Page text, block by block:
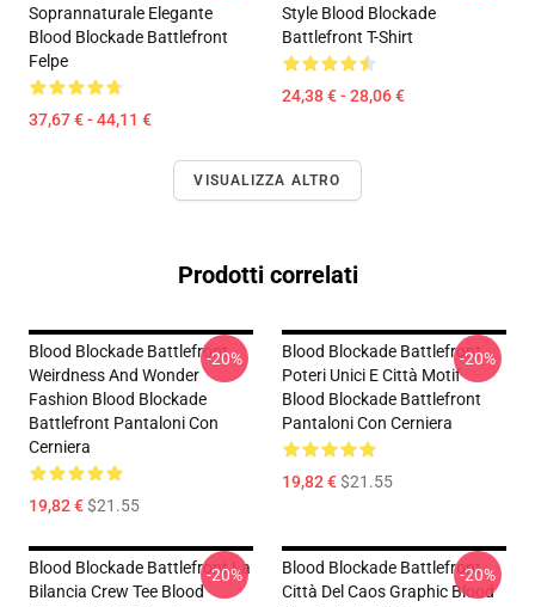
Soprannaturale Elegante
Blood Blockade Battlefront
Felpe
37,67 € - 44,11 €
Style Blood Blockade
Battlefront T-Shirt
24,38 € - 28,06 €
VISUALIZZA ALTRO
Prodotti correlati
Blood Blockade Battlefront
Weirdness And Wonder
Fashion Blood Blockade
Battlefront Pantaloni Con
Cerniera
19,82 €$21.55
-20%
Blood Blockade Battlefront
Poteri Unici E Città Motif
Blood Blockade Battlefront
Pantaloni Con Cerniera
19,82 €$21.55
-20%
Blood Blockade Battlefront La
Bilancia Crew Tee Blood
-20%
Blood Blockade Battlefront
Città Del Caos Graphic Blood
-20%